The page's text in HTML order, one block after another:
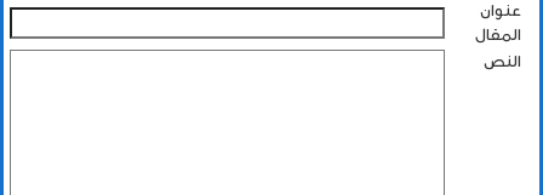
عنوان
المقال
النص